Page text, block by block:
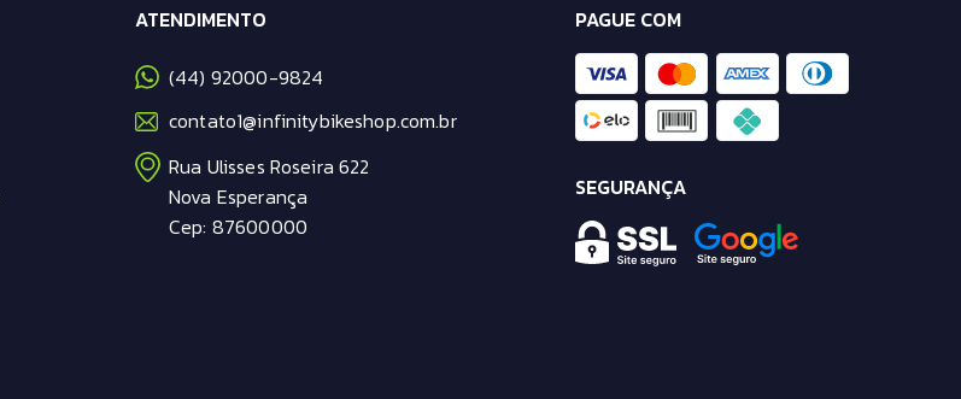
ATENDIMENTO
(44) 92000-9824
contato1@infinitybikeshop.com.br
Rua Ulisses Roseira 622
Nova Esperança
Cep: 87600000
PAGUE COM
SEGURANÇA